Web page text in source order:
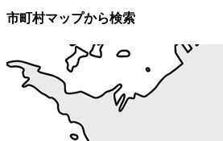
市町村マップから検索